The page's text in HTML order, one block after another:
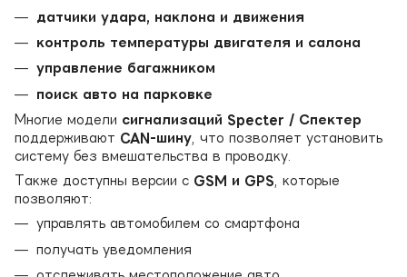
датчики удара, наклона и движения
контроль температуры двигателя и салона
управление багажником
поиск авто на парковке
Многие модели сигнализаций Specter / Спектер
поддерживают CAN-шину , что позволяет установить
систему без вмешательства в проводку.
Также доступны версии с GSM и GPS , которые
позволяют:
управлять автомобилем со смартфона
получать уведомления